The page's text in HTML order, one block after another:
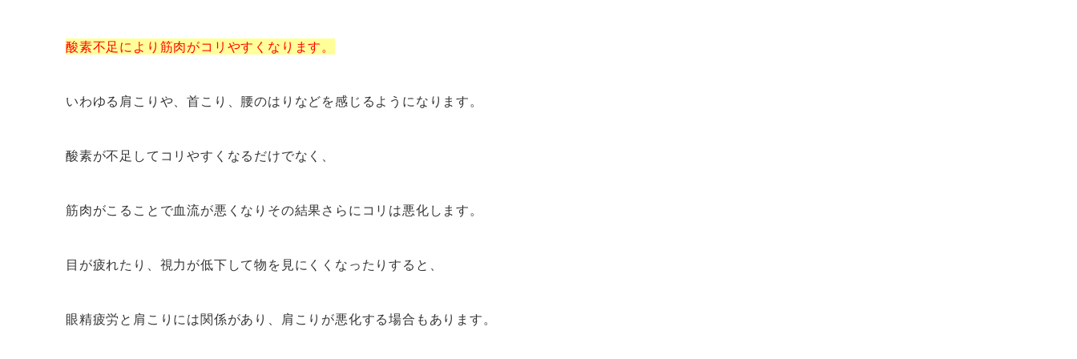
酸素不足により筋肉がコリやすくなります。
いわゆる肩こりや、首こり、腰のはりなどを感じるようになります。
酸素が不足してコリやすくなるだけでなく、
筋肉がこることで血流が悪くなりその結果さらにコリは悪化します。
目が疲れたり、視力が低下して物を見にくくなったりすると、
眼精疲労と肩こりには関係があり、肩こりが悪化する場合もあります。